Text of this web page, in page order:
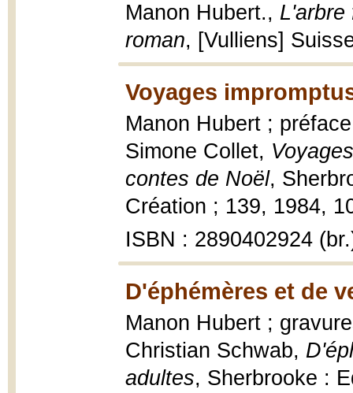
Manon Hubert., L'arbre
roman, [Vulliens]
Voyages
Manon Hubert ;
Simone Collet,
contes de Noël,
Création ; 139, 1984,
ISBN : 2890402924
D'éphémères et de
Manon Hubert ;
Christian Schwab,
adultes, Sherbrooke :